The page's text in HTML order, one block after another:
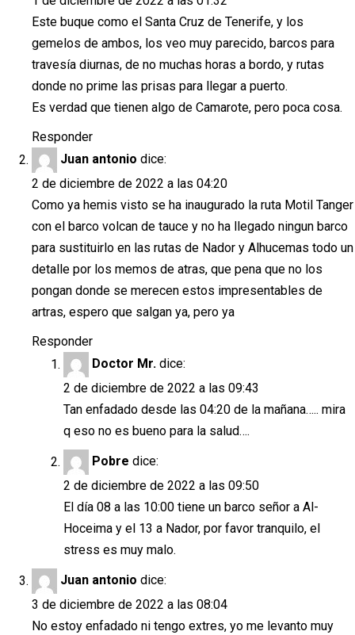
Este buque como el Santa Cruz de Tenerife, y los
gemelos de ambos, los veo muy parecido, barcos para
travesía diurnas, de no muchas horas a bordo, y rutas
donde no prime las prisas para llegar a puerto.
Es verdad que tienen algo de Camarote, pero poca cosa.
Responder
Juan antonio dice:
2 de diciembre de 2022 a las 04:20
Como ya hemis visto se ha inaugurado la ruta Motil Tanger
con el barco volcan de tauce y no ha llegado ningun barco
para sustituirlo en las rutas de Nador y Alhucemas todo un
detalle por los memos de atras, que pena que no los
pongan donde se merecen estos impresentables de
artras, espero que salgan ya, pero ya
Responder
Doctor Mr. dice:
2 de diciembre de 2022 a las 09:43
Tan enfadado desde las 04:20 de la mañana….. mira
q eso no es bueno para la salud….
Pobre dice:
2 de diciembre de 2022 a las 09:50
El día 08 a las 10:00 tiene un barco señor a Al-
Hoceima y el 13 a Nador, por favor tranquilo, el
stress es muy malo.
Juan antonio dice:
3 de diciembre de 2022 a las 08:04
No estoy enfadado ni tengo extres, yo me levanto muy